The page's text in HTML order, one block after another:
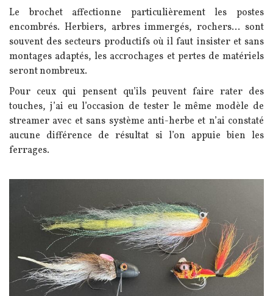
Le brochet affectionne particulièrement les postes
encombrés. Herbiers, arbres immergés, rochers… sont
souvent des secteurs productifs où il faut insister et sans
montages adaptés, les accrochages et pertes de matériels
seront nombreux.
Pour ceux qui pensent qu’ils peuvent faire rater des
touches, j’ai eu l’occasion de tester le même modèle de
streamer avec et sans système anti-herbe et n’ai constaté
aucune différence de résultat si l’on appuie bien les
ferrages.